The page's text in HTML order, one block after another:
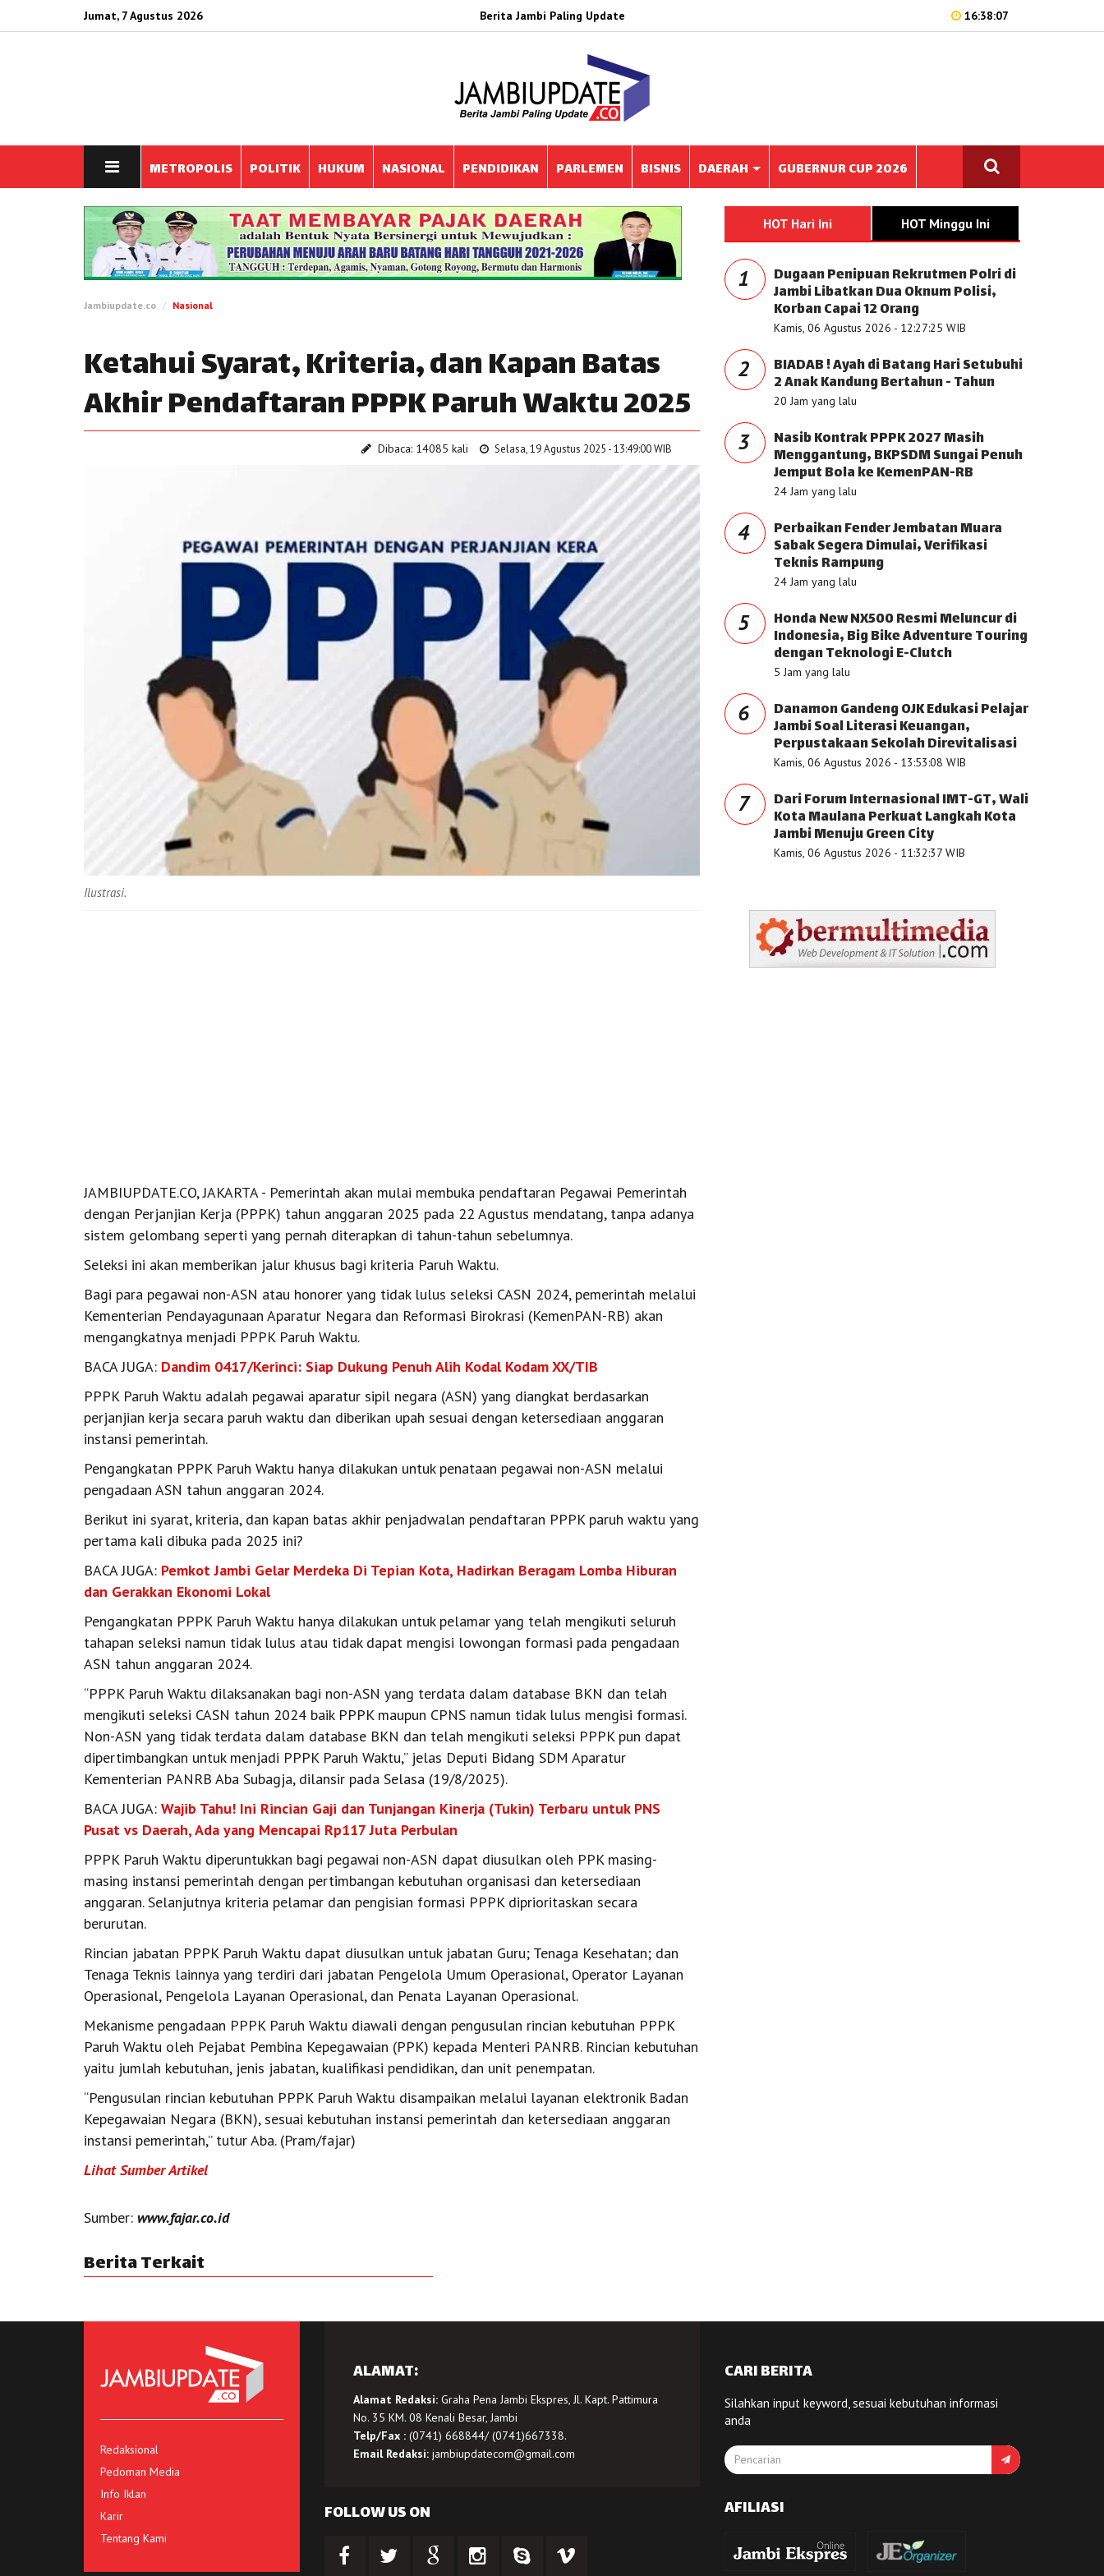
Jumat, 7 Agustus 2026 Berita Jambi Paling Update 16:38:07
METROPOLIS POLITIK HUKUM NASIONAL PENDIDIKAN PARLEMEN BISNIS DAERAH GUBERNUR CUP 2026
Jambiupdate.co Nasional
Ketahui Syarat, Kriteria, dan Kapan Batas
Akhir Pendaftaran PPPK Paruh Waktu 2025
Dibaca: 14085 kali Selasa, 19 Agustus 2025 - 13:49:00 WIB
Ilustrasi.
JAMBIUPDATE.CO, JAKARTA - Pemerintah akan mulai membuka pendaftaran Pegawai Pemerintah
dengan Perjanjian Kerja (PPPK) tahun anggaran 2025 pada 22 Agustus mendatang, tanpa adanya
sistem gelombang seperti yang pernah diterapkan di tahun-tahun sebelumnya.
Seleksi ini akan memberikan jalur khusus bagi kriteria Paruh Waktu.
Bagi para pegawai non-ASN atau honorer yang tidak lulus seleksi CASN 2024, pemerintah melalui
Kementerian Pendayagunaan Aparatur Negara dan Reformasi Birokrasi (KemenPAN-RB) akan
mengangkatnya menjadi PPPK Paruh Waktu.
BACA JUGA: Dandim 0417/Kerinci: Siap Dukung Penuh Alih Kodal Kodam XX/TIB
PPPK Paruh Waktu adalah pegawai aparatur sipil negara (ASN) yang diangkat berdasarkan
perjanjian kerja secara paruh waktu dan diberikan upah sesuai dengan ketersediaan anggaran
instansi pemerintah.
Pengangkatan PPPK Paruh Waktu hanya dilakukan untuk penataan pegawai non-ASN melalui
pengadaan ASN tahun anggaran 2024.
Berikut ini syarat, kriteria, dan kapan batas akhir penjadwalan pendaftaran PPPK paruh waktu yang
pertama kali dibuka pada 2025 ini?
BACA JUGA: Pemkot Jambi Gelar Merdeka Di Tepian Kota, Hadirkan Beragam Lomba Hiburan
dan Gerakkan Ekonomi Lokal
Pengangkatan PPPK Paruh Waktu hanya dilakukan untuk pelamar yang telah mengikuti seluruh
tahapan seleksi namun tidak lulus atau tidak dapat mengisi lowongan formasi pada pengadaan
ASN tahun anggaran 2024.
“PPPK Paruh Waktu dilaksanakan bagi non-ASN yang terdata dalam database BKN dan telah
mengikuti seleksi CASN tahun 2024 baik PPPK maupun CPNS namun tidak lulus mengisi formasi.
Non-ASN yang tidak terdata dalam database BKN dan telah mengikuti seleksi PPPK pun dapat
dipertimbangkan untuk menjadi PPPK Paruh Waktu,” jelas Deputi Bidang SDM Aparatur
Kementerian PANRB Aba Subagja, dilansir pada Selasa (19/8/2025).
BACA JUGA: Wajib Tahu! Ini Rincian Gaji dan Tunjangan Kinerja (Tukin) Terbaru untuk PNS
Pusat vs Daerah, Ada yang Mencapai Rp117 Juta Perbulan
PPPK Paruh Waktu diperuntukkan bagi pegawai non-ASN dapat diusulkan oleh PPK masing-
masing instansi pemerintah dengan pertimbangan kebutuhan organisasi dan ketersediaan
anggaran. Selanjutnya kriteria pelamar dan pengisian formasi PPPK diprioritaskan secara
berurutan.
Rincian jabatan PPPK Paruh Waktu dapat diusulkan untuk jabatan Guru; Tenaga Kesehatan; dan
Tenaga Teknis lainnya yang terdiri dari jabatan Pengelola Umum Operasional, Operator Layanan
Operasional, Pengelola Layanan Operasional, dan Penata Layanan Operasional.
Mekanisme pengadaan PPPK Paruh Waktu diawali dengan pengusulan rincian kebutuhan PPPK
Paruh Waktu oleh Pejabat Pembina Kepegawaian (PPK) kepada Menteri PANRB. Rincian kebutuhan
yaitu jumlah kebutuhan, jenis jabatan, kualifikasi pendidikan, dan unit penempatan.
“Pengusulan rincian kebutuhan PPPK Paruh Waktu disampaikan melalui layanan elektronik Badan
Kepegawaian Negara (BKN), sesuai kebutuhan instansi pemerintah dan ketersediaan anggaran
instansi pemerintah,” tutur Aba. (Pram/fajar)
Lihat Sumber Artikel
Sumber: www.fajar.co.id
Berita Terkait
HOT Hari Ini HOT Minggu Ini
1 Dugaan Penipuan Rekrutmen Polri di
Jambi Libatkan Dua Oknum Polisi,
Korban Capai 12 Orang
Kamis, 06 Agustus 2026 - 12:27:25 WIB
2 BIADAB ! Ayah di Batang Hari Setubuhi
2 Anak Kandung Bertahun - Tahun
20 Jam yang lalu
3 Nasib Kontrak PPPK 2027 Masih
Menggantung, BKPSDM Sungai Penuh
Jemput Bola ke KemenPAN-RB
24 Jam yang lalu
4 Perbaikan Fender Jembatan Muara
Sabak Segera Dimulai, Verifikasi
Teknis Rampung
24 Jam yang lalu
5 Honda New NX500 Resmi Meluncur di
Indonesia, Big Bike Adventure Touring
dengan Teknologi E-Clutch
5 Jam yang lalu
6 Danamon Gandeng OJK Edukasi Pelajar
Jambi Soal Literasi Keuangan,
Perpustakaan Sekolah Direvitalisasi
Kamis, 06 Agustus 2026 - 13:53:08 WIB
7 Dari Forum Internasional IMT-GT, Wali
Kota Maulana Perkuat Langkah Kota
Jambi Menuju Green City
Kamis, 06 Agustus 2026 - 11:32:37 WIB
Redaksional
Pedoman Media
Info Iklan
Karir
Tentang Kami
ALAMAT:
Alamat Redaksi:Graha Pena Jambi Ekspres, Jl. Kapt. Pattimura
No. 35 KM. 08 Kenali Besar, Jambi
Telp/Fax :(0741) 668844/ (0741)667338.
Email Redaksi: jambiupdatecom@gmail.com
FOLLOW US ON
CARI BERITA
Silahkan input keyword, sesuai kebutuhan informasi
anda
AFILIASI